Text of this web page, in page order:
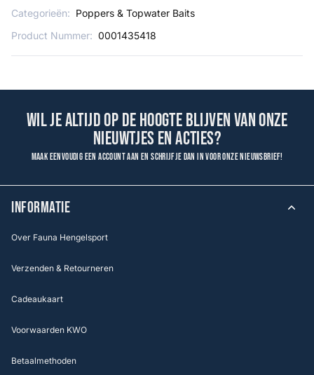
Categorieën: Poppers & Topwater Baits
Product Nummer: 0001435418
Wil je altijd op de hoogte blijven van onze
nieuwtjes en acties?
Maak eenvoudig een account aan en schrijf je dan in voor onze nieuwsbrief!
INFORMATIE
Over Fauna Hengelsport
Verzenden & Retourneren
Cadeaukaart
Voorwaarden KWO
Betaalmethoden